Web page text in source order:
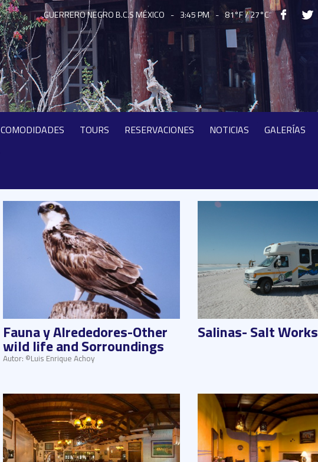
GUERRERO NEGRO B.C.S MÉXICO - 3:45 PM - 81°F / 27°C
COMODIDADES TOURS RESERVACIONES NOTICIAS GALERÍAS
Fauna y Alrededores-Other
wild life and Sorroundings
Autor: ©Luis Enrique Achoy
Salinas- Salt Works